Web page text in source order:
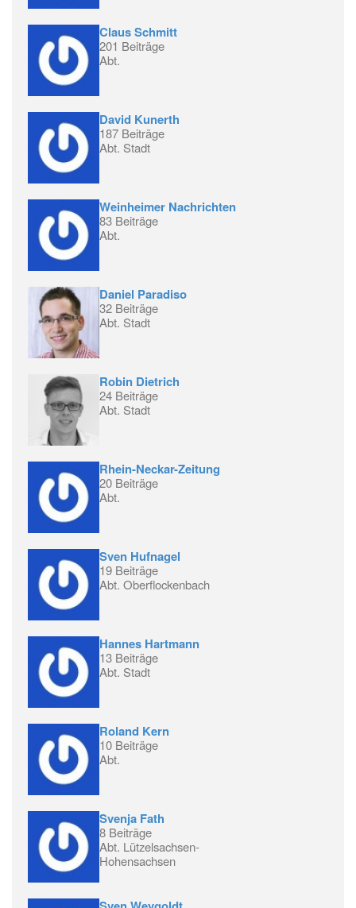
Claus Schmitt
201 Beiträge
Abt.
David Kunerth
187 Beiträge
Abt. Stadt
Weinheimer Nachrichten
83 Beiträge
Abt.
Daniel Paradiso
32 Beiträge
Abt. Stadt
Robin Dietrich
24 Beiträge
Abt. Stadt
Rhein-Neckar-Zeitung
20 Beiträge
Abt.
Sven Hufnagel
19 Beiträge
Abt. Oberflockenbach
Hannes Hartmann
13 Beiträge
Abt. Stadt
Roland Kern
10 Beiträge
Abt.
Svenja Fath
8 Beiträge
Abt. Lützelsachsen-
Hohensachsen